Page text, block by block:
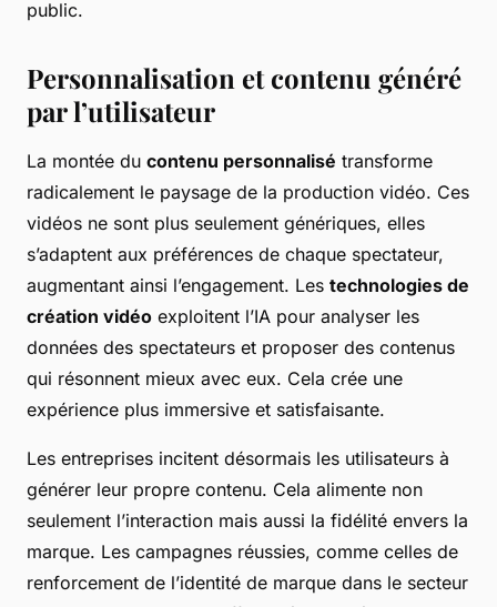
public.
Personnalisation et contenu généré
par l’utilisateur
La montée du contenu personnalisé transforme
radicalement le paysage de la production vidéo. Ces
vidéos ne sont plus seulement génériques, elles
s’adaptent aux préférences de chaque spectateur,
augmentant ainsi l’engagement. Les technologies de
création vidéo exploitent l’IA pour analyser les
données des spectateurs et proposer des contenus
qui résonnent mieux avec eux. Cela crée une
expérience plus immersive et satisfaisante.
Les entreprises incitent désormais les utilisateurs à
générer leur propre contenu. Cela alimente non
seulement l’interaction mais aussi la fidélité envers la
marque. Les campagnes réussies, comme celles de
renforcement de l’identité de marque dans le secteur